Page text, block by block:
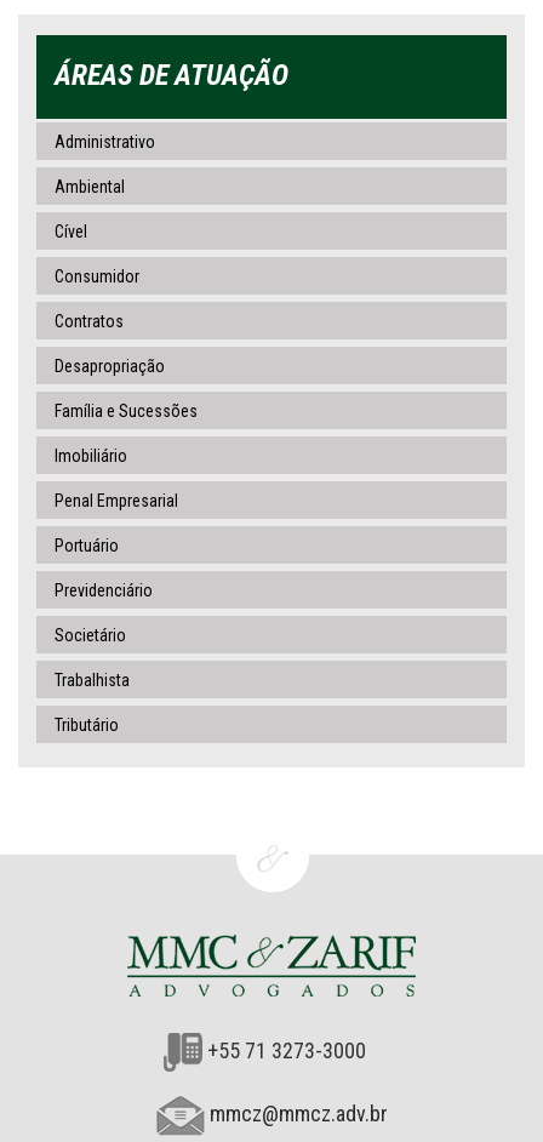
ÁREAS DE ATUAÇÃO
Administrativo
Ambiental
Cível
Consumidor
Contratos
Desapropriação
Família e Sucessões
Imobiliário
Penal Empresarial
Portuário
Previdenciário
Societário
Trabalhista
Tributário
+55 71 3273-3000
mmcz@mmcz.adv.br